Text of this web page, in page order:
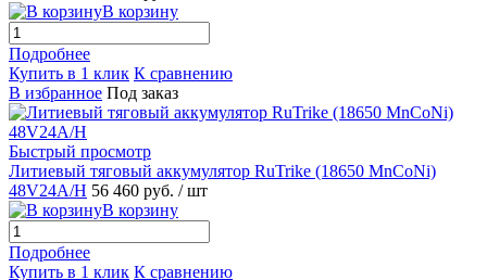
В корзину
Подробнее
Купить в 1 клик К сравнению
В избранное Под заказ
Быстрый просмотр
Литиевый тяговый аккумулятор RuTrike (18650 MnCoNi)
48V24A/H 56 460 руб. / шт
В корзину
Подробнее
Купить в 1 клик К сравнению